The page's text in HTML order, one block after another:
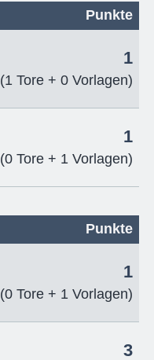
Punkte
1
(1 Tore + 0 Vorlagen)
1
(0 Tore + 1 Vorlagen)
Punkte
1
(0 Tore + 1 Vorlagen)
3